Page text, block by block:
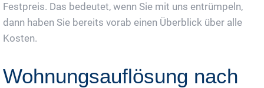
Festpreis. Das bedeutet, wenn Sie mit uns entrümpeln,
dann haben Sie bereits vorab einen Überblick über alle
Kosten.
Wohnungsauflösung nach